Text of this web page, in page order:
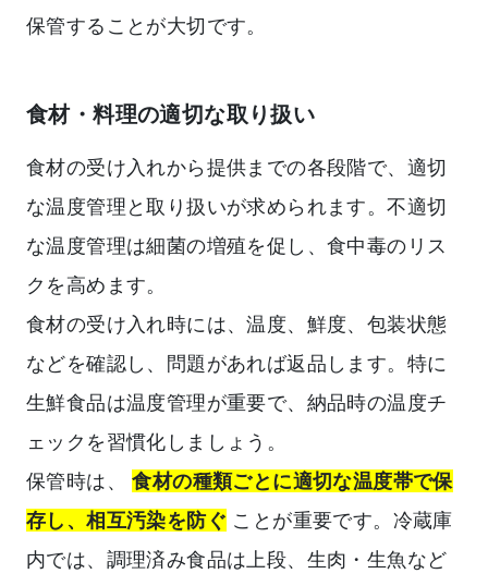
保管することが大切です。
食材・料理の適切な取り扱い
食材の受け入れから提供までの各段階で、適切
な温度管理と取り扱いが求められます。不適切
な温度管理は細菌の増殖を促し、食中毒のリス
クを高めます。
食材の受け入れ時には、温度、鮮度、包装状態
などを確認し、問題があれば返品します。特に
生鮮食品は温度管理が重要で、納品時の温度チ
ェックを習慣化しましょう。
保管時は、食材の種類ごとに適切な温度帯で保
存し、相互汚染を防ぐ ことが重要です。冷蔵庫
内では、調理済み食品は上段、生肉・生魚など